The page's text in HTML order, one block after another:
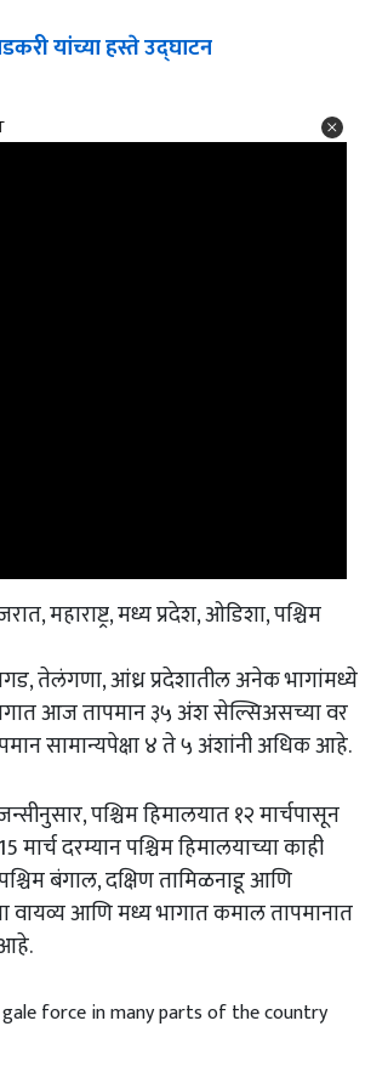
यांच्या हस्ते उद्घाटन
महाराष्ट्र, मध्य प्रदेश, ओडिशा, पश्चिम
तेलंगणा, आंध्र प्रदेशातील अनेक भागांमध्ये
आज तापमान ३५ अंश सेल्सिअसच्या वर
सामान्यपेक्षा ४ ते ५ अंशांनी अधिक आहे.
पश्चिम हिमालयात १२ मार्चपासून
दरम्यान पश्चिम हिमालयाच्या काही
बंगाल, दक्षिण तामिळनाडू आणि
आणि मध्य भागात कमाल तापमानात
force in many parts of the country